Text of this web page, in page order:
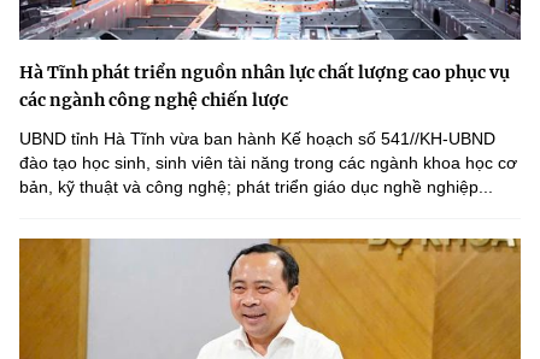
Hà Tĩnh phát triển nguồn nhân lực chất lượng cao phục vụ
các ngành công nghệ chiến lược
UBND tỉnh Hà Tĩnh vừa ban hành Kế hoạch số 541//KH-UBND
đào tạo học sinh, sinh viên tài năng trong các ngành khoa học cơ
bản, kỹ thuật và công nghệ; phát triển giáo dục nghề nghiệp...